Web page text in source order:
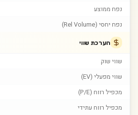
נפח ממוצע
נפח יחסי (Rel Volume)
הערכת שווי
שווי שוק
שווי מפעלי (EV)
מכפיל רווח (P/E)
מכפיל רווח עתידי